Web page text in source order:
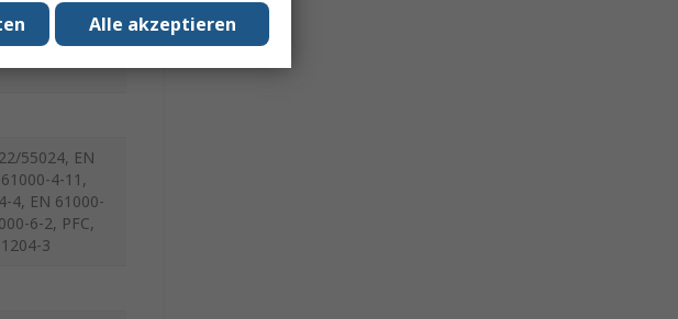
55024, EN
4-11,
4, EN 61000-
6-2, PFC,
3
Alle akzeptieren